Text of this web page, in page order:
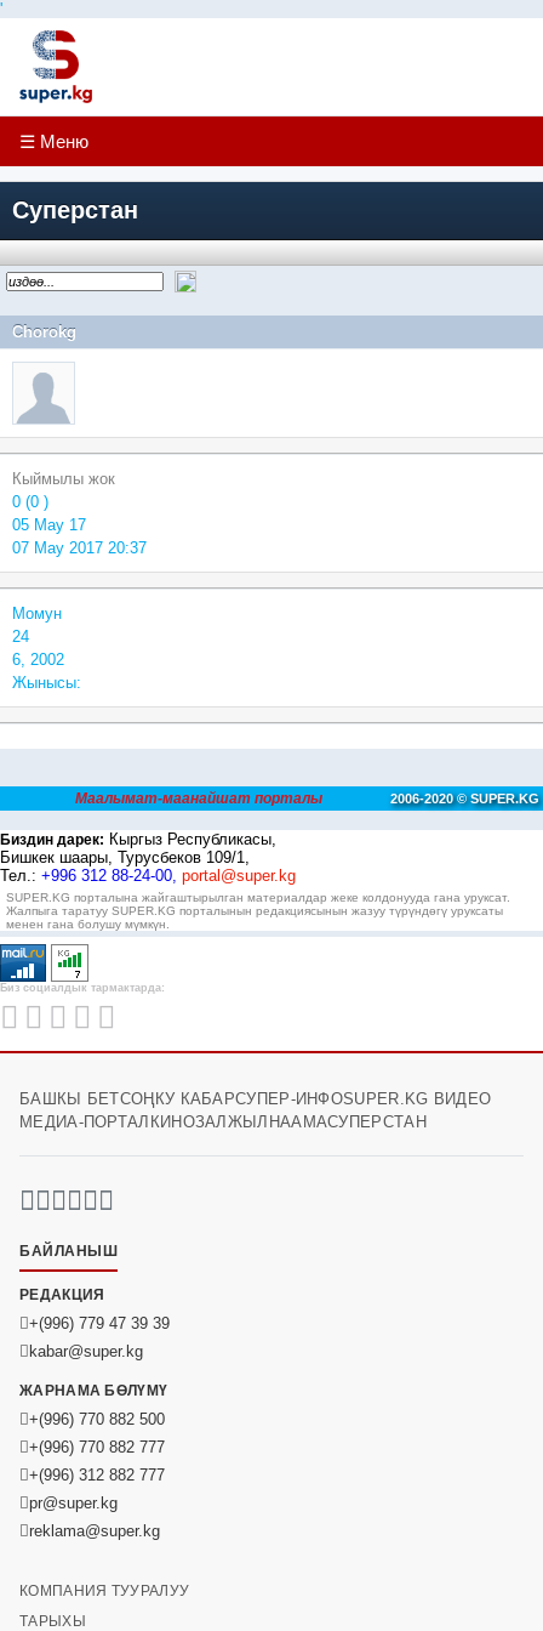
'
☰ Меню
Суперстан
Chorokg
Кыймылы жок
0 (0 )
05 May 17
07 May 2017 20:37
Момун
24
6, 2002
Жынысы:
Маалымат-маанайшат порталы 2006-2020 © SUPER.KG
Биздин дарек: Кыргыз Республикасы,
Бишкек шаары, Турусбеков 109/1,
Тел.: +996 312 88-24-00, portal@super.kg
SUPER.KG порталына жайгаштырылган материалдар жеке колдонууда гана уруксат.
Жалпыга таратуу SUPER.KG порталынын редакциясынын жазуу түрүндөгү уруксаты
менен гана болушу мүмкүн.
Биз социалдык тармактарда:
БАШКЫ БЕТСОҢКУ КАБАРСУПЕР-ИНФОSUPER.KG ВИДЕО
МЕДИА-ПОРТАЛ КИНОЗАЛ ЖЫЛНААМАСУПЕРСТАН
БАЙЛАНЫШ
РЕДАКЦИЯ
+(996) 779 47 39 39
kabar@super.kg
ЖАРНАМА БӨЛҮМҮ
+(996) 770 882 500
+(996) 770 882 777
+(996) 312 882 777
pr@super.kg
reklama@super.kg
КОМПАНИЯ ТУУРАЛУУ
ТАРЫХЫ